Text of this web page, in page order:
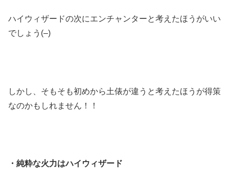
ハイウィザードの次にエンチャンターと考えたほうがいい
でしょう(–)
しかし、そもそも初めから土俵が違うと考えたほうが得策
なのかもしれません！！
・純粋な火力はハイウィザード